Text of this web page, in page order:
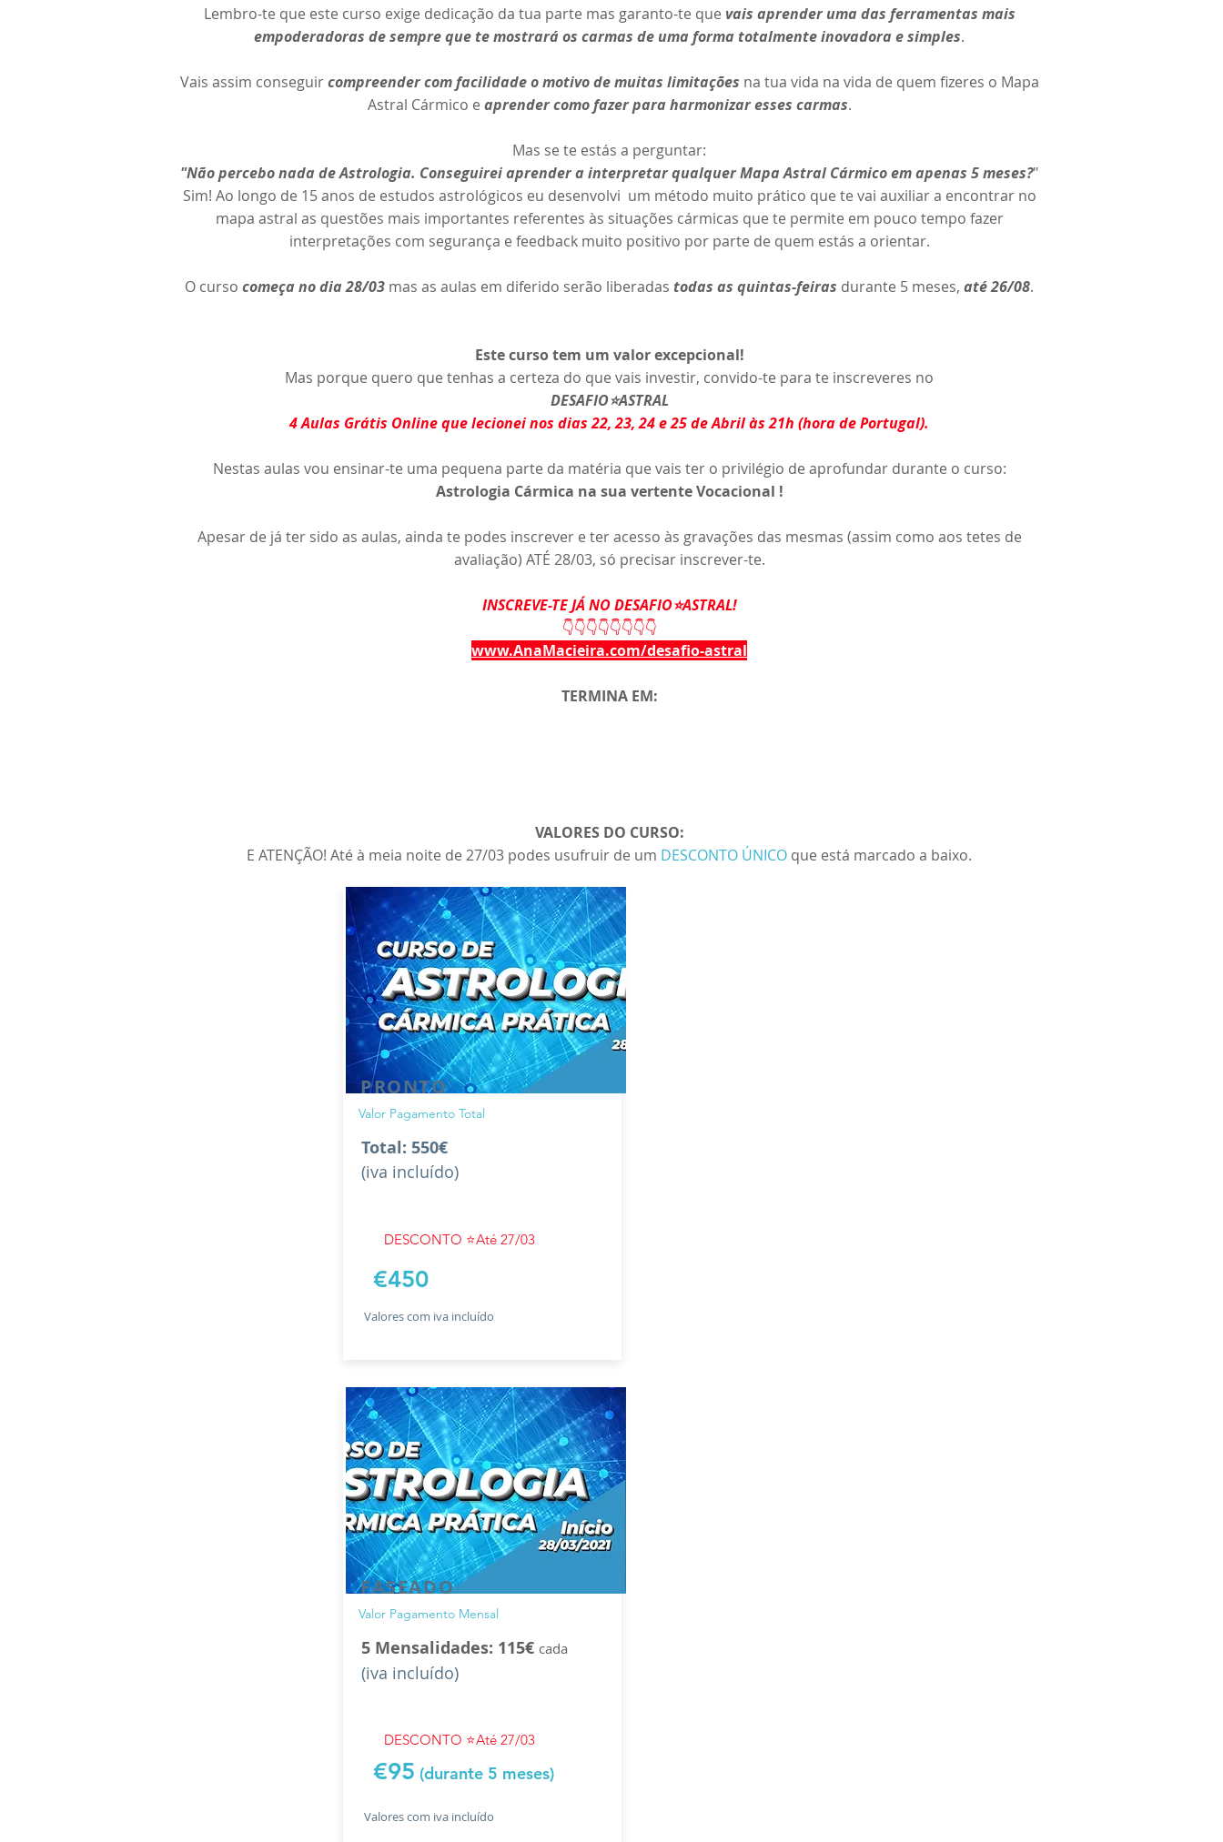
Lembro-te que este curso exige dedicação da tua parte mas garanto-te que vais aprender uma das ferramentas mais
empoderadoras de sempre que te mostrará os carmas de uma forma totalmente inovadora e simples.
Vais assim conseguircompreender com facilidade o motivo de muitas limitações na tua vida na vida de quem fizeres o Mapa
Astral Cármico e aprender como fazer para harmonizar esses carmas.
Mas se te estás a perguntar:
"Não percebo nada de Astrologia. Conseguirei aprender a interpretar qualquer Mapa Astral Cármico em apenas 5 meses?"
Sim! Ao longo de 15 anos de estudos astrológicos eu desenvolvi um método muito prático que te vai auxiliar a encontrar no
mapa astral as questões mais importantes referentes às situações cármicas que te permite em pouco tempo fazer
interpretações com segurança e feedback muito positivo por parte de quem estás a orientar.
O curso começa no dia 28/03 mas as aulas em diferido serão liberadas todas as quintas-feiras durante 5 meses, até 26/08.
Este curso tem um valor excepcional!
Mas porque quero que tenhas a certeza do que vais investir, convido-te para te inscreveres no
DESAFIO⭐️ASTRAL
4 Aulas Grátis Online que lecionei nos dias 22, 23, 24 e 25 de Abril às 21h (hora de Portugal).
Nestas aulas vou ensinar-te uma pequena parte da matéria que vais ter o privilégio de aprofundar durante o curso:
Astrologia Cármica na sua vertente Vocacional !
Apesar de já ter sido as aulas, ainda te podes inscrever e ter acesso às gravações das mesmas (assim como aos tetes de
avaliação) ATÉ 28/03, só precisar inscrever-te.
INSCREVE-TE JÁ NO DESAFIO⭐️ASTRAL!
👇👇👇👇👇👇👇👇
www.AnaMacieira.com/desafio-astral
TERMINA EM:
VALORES DO CURSO:
E ATENÇÃO! Até à meia noite de 27/03 podes usufruir de um DESCONTO ÚNICO que está marcado a baixo.
PRONTO
Valor Pagamento Total
Total: 550€
(iva incluído)
DESCONTO ⭐️Até 27/03
€450
Valores com iva incluído
FASEADO
Valor Pagamento Mensal
5 Mensalidades: 115€ cada
(iva incluído)
DESCONTO ⭐️Até 27/03
€95 (durante 5 meses)
Valores com iva incluído